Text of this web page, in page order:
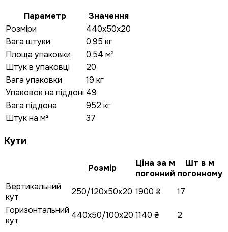
Параметр
Значення
Розміри
440x50x20
Вага штуки
0.95 кг
Площа упаковки
0.54 м²
Штук в упаковці
20
Вага упаковки
19 кг
Упаковок на піддоні 49
Вага піддона
952 кг
Штук на м²
37
Кути
Розмір
Ціна за м
погонний
Шт в м
погонному
Вертикальний
кут
250/120x50x20 1900 ₴
17
Горизонтальний
кут
440x50/100x20 1140 ₴ 2